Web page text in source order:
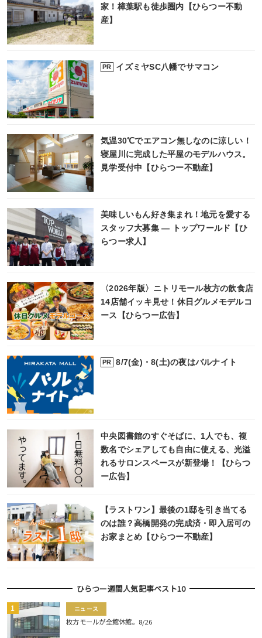
家！樟葉駅も徒歩圏内【ひらつー不動
産】
PR イズミヤSC八幡でサマコン
気温30℃でエアコン無しなのに涼しい！
寝屋川に完成した平屋のモデルハウス。
見学受付中【ひらつー不動産】
美味しいもん好き集まれ！地元を愛する
スタッフ大募集 ― トップワールド【ひ
らつー求人】
〈2026年版〉ニトリモール枚方の飲食店
14店舗イッキ見せ！休日グルメモデルコ
ース【ひらつー広告】
PR 8/7(金)・8(土)の夜はバルナイト
中央図書館のすぐそばに、1人でも、複
数名でシェアしても自由に使える、光溢
れるサロンスペースが新登場！【ひらつ
ー広告】
【ラストワン】最後の1邸を引き当てる
のは誰？高橋開発の完成済・即入居可の
お家まとめ【ひらつー不動産】
ひらつー週間人気記事ベスト10
ニュース
枚方モールが全館休館。8/26